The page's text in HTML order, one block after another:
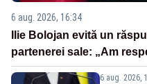
6 aug. 2026, 16:34
Ilie Bolojan evită un
partenerei sale: „Am
6 aug. 2026,